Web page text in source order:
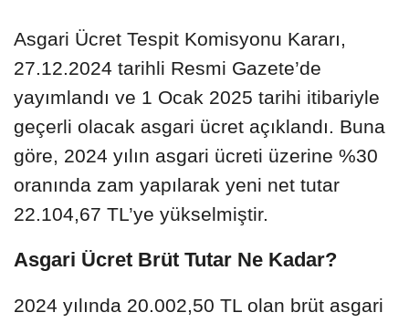
Asgari Ücret Tespit Komisyonu Kararı,
27.12.2024 tarihli Resmi Gazete’de
yayımlandı ve 1 Ocak 2025 tarihi itibariyle
geçerli olacak asgari ücret açıklandı. Buna
göre, 2024 yılın asgari ücreti üzerine %30
oranında zam yapılarak yeni net tutar
22.104,67 TL’ye yükselmiştir.
Asgari Ücret Brüt Tutar Ne Kadar?
2024 yılında 20.002,50 TL olan brüt asgari